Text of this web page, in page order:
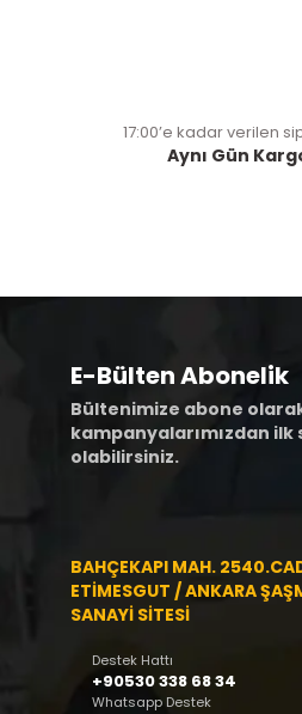
17:00’e kadar verilen
Aynı Gün
E-Bülten Abonelik
Bültenimize abone
kampanyalarımızdan ilk
olabilirsiniz.
BAHÇEKAPI MAH.
ETİMESGUT / ANKARA
SANAYİ SİTESİ
Destek Hattı
+90530 338 68 34
Whatsapp Destek